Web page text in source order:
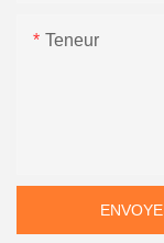
Teneur